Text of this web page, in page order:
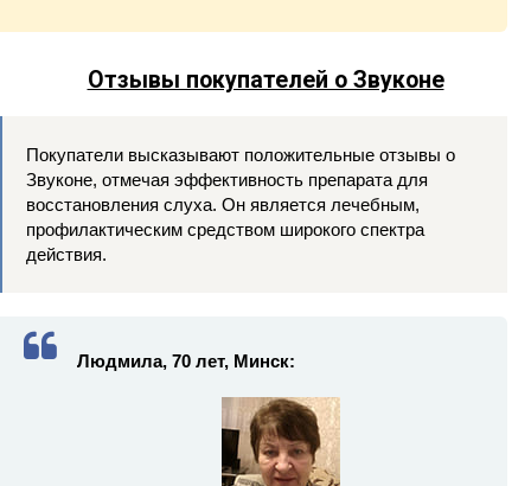
Отзывы покупателей о Звуконе
Покупатели высказывают положительные отзывы о
Звуконе, отмечая эффективность препарата для
восстановления слуха. Он является лечебным,
профилактическим средством широкого спектра
действия.
Людмила, 70 лет, Минск: